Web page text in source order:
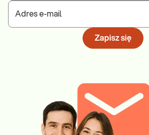
Adres e-mail
Zapisz się